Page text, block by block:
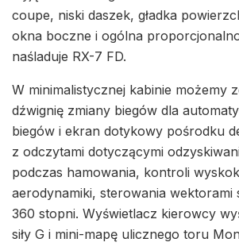
coupe, niski daszek, gładka
okna boczne i ogólna
naśladuje RX-7 FD.
W minimalistycznej kabinie możemy
dźwignię zmiany biegów dla
biegów i ekran dotykowy pośrodku
z odczytami dotyczącymi
podczas hamowania, kontroli
aerodynamiki, sterowania wektorami
360 stopni. Wyświetlacz kierowcy
siły G i mini-mapę ulicznego toru